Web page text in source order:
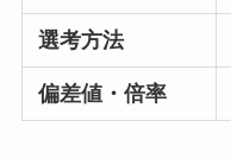
選考方法
偏差値・倍率